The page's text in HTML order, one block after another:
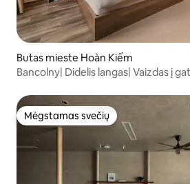
Butas mieste Hoàn Kiếm
Bancolny| Didelis langas| Vaizdas į
Mėgstamas svečių
Mėgstamas svečių